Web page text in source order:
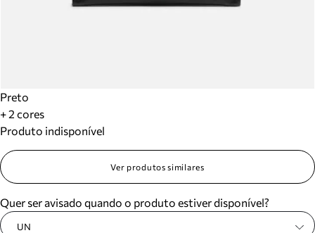
Preto
+ 2 cores
Produto indisponível
Ver produtos similares
Quer ser avisado quando o produto estiver disponível?
UN